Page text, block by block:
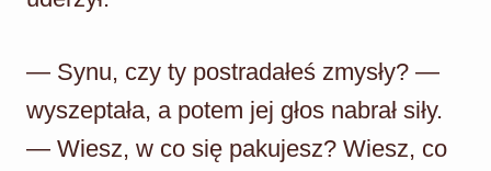
— Synu, czy ty postradałeś zmysły? —
wyszeptała, a potem jej głos nabrał siły.
— Wiesz, w co się pakujesz? Wiesz, co